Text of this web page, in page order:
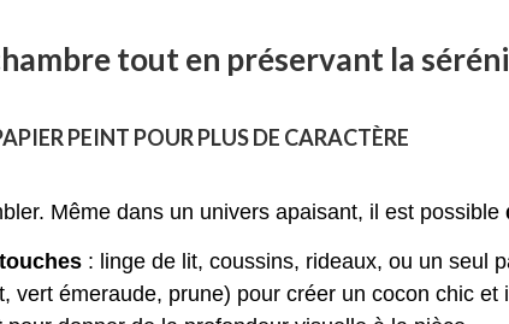
tout en préservant la
PEINT POUR PLUS DE CARACTÈRE
Même dans un univers apaisant, il est possible
: linge de lit, coussins, rideaux, ou un seul
vert émeraude, prune) pour créer un cocon chic